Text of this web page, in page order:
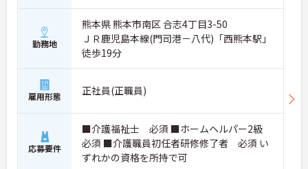
勤務地
熊本県 熊本市南区 合志4丁目3-50
ＪＲ鹿児島本線(門司港－八代)「西熊本駅」
徒歩19分
雇用形態 正社員(正職員)
応募要件
■介護福祉士 必須 ■ホームヘルパー2級
必須 ■介護職員初任者研修修了者 必須 い
ずれかの資格を所持で可